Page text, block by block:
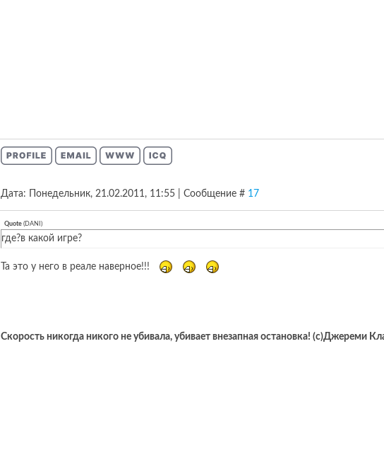
Дата: Понедельник, 21.02.2011, 11:55 | Сообщение # 17
Quote (DANI )
где?в какой игре?
Та это у него в реале наверное!!!
Скорость никогда никого не убивала, убивает внезапная остановка! (с)Джереми